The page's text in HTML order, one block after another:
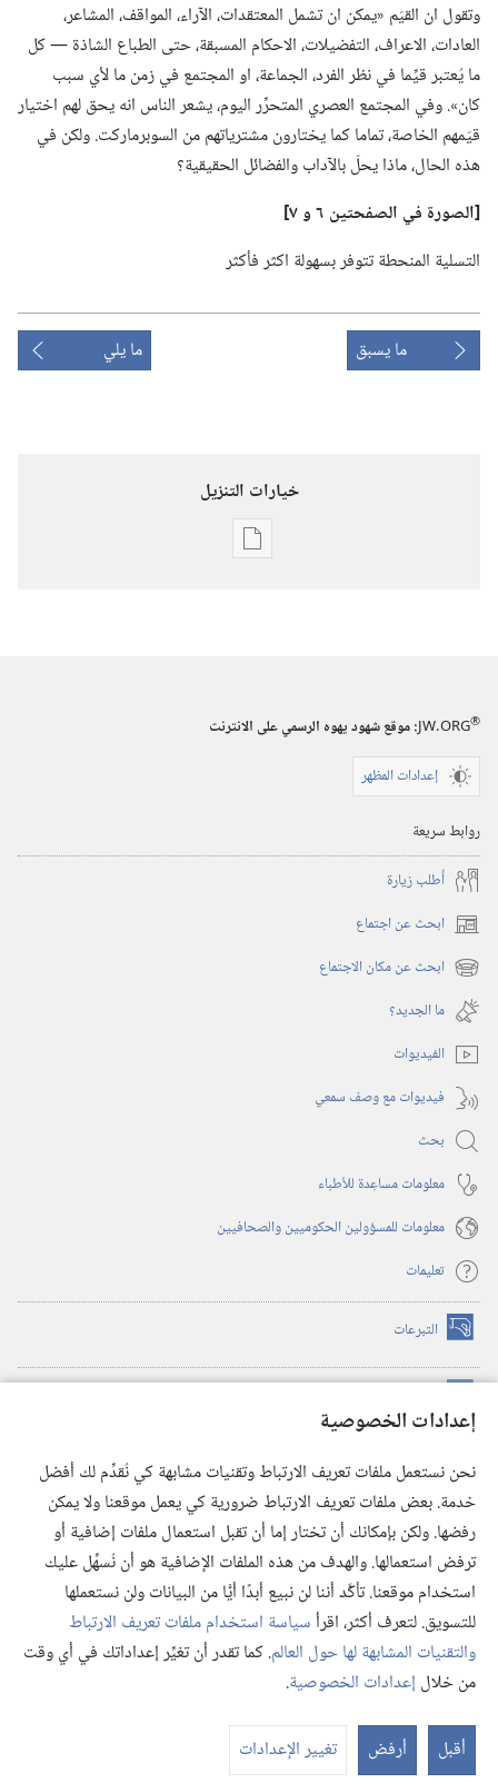
إعدادات الخصوصية
نحن نستعمل ملفات تعريف الارتباط وتقنيات مشابهة كي نُقدِّم لك أفضل
خدمة. بعض ملفات تعريف الارتباط ضرورية كي يعمل موقعنا ولا يمكن
رفضها. ولكن بإمكانك أن تختار إما أن تقبل استعمال ملفات إضافية أو
ترفض استعمالها. والهدف من هذه الملفات الإضافية هو أن نُسهِّل عليك
استخدام موقعنا. تأكَّد أننا لن نبيع أبدًا أيًّا من البيانات ولن نستعملها
للتسويق. لتعرف أكثر، اقرأسياسة استخدام ملفات تعريف الارتباط
والتقنيات المشابهة لها حول العالم. كما تقدر أن تغيِّر إعداداتك في أي وقت
من خلال إعدادات الخصوصية.
أقبل أرفض تغيير الإعدادات
وتقول ان القيَم «يمكن ان تشمل المعتقدات،‏ الآراء،‏ المواقف،‏ المشاعر،‏
العادات،‏ الاعراف،‏ التفضيلات،‏ الاحكام المسبقة،‏ حتى الطباع الشاذة —‏ كل
ما يُعتبر قيِّما في نظر الفرد،‏ الجماعة،‏ او المجتمع في زمن ما لأي سبب
كان».‏ وفي المجتمع العصري المتحرِّر اليوم،‏ يشعر الناس انه يحق لهم اختيار
قيَمهم الخاصة،‏ تماما كما يختارون مشترياتهم من السوبرماركت.‏ ولكن في
هذه الحال،‏ ماذا يحلّ بالآداب والفضائل الحقيقية؟‏
‏[الصورة في الصفحتين ٦ و ٧]‏
التسلية المنحطة تتوفر بسهولة اكثر فأكثر
ما يسبق ما يلي
خيارات التنزيل
خيارات
JW.ORG®
:‏ موقع شهود يهوه الرسمي على الانترنت
إعدادات المظهر
روابط سريعة
أُطلب زيارة
ابحث عن اجتماع (يفتح
نافذة ابحث عن مكان الاجتماع (يفتح
نافذة
جديدة)
ما الجديد؟‏
الفيديوات
فيديوات مع وصف سمعي
بحث
معلومات مساعِدة للأطباء
معلومات للمسؤولين الحكوميين والصحافيين
تعليمات
التبرعات (يفتح
نافذة
(يفتح
نافذة
(يفتح
نافذة
جديدة) تطبيق ®
JW Library
مكتبة برج المراقبة
© 2026 .Watch Tower Bible and Tract Society of Pennsylvania
شروط الاستخدام |